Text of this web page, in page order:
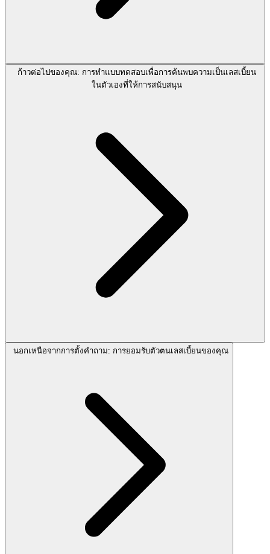
ก้าวต่อไปของคุณ: การทำแบบทดสอบเพื่อการค้นพบความเป็นเลสเบี้ยน
ในตัวเองที่ให้การสนับสนุน
นอกเหนือจากการตั้งคำถาม: การยอมรับตัวตนเลสเบี้ยนของคุณ